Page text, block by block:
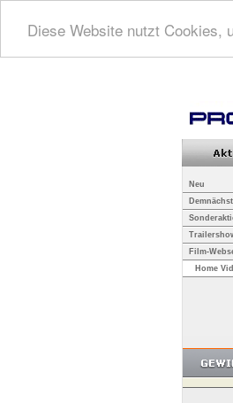
Diese Website nutzt Cookies,
Neu
Demnächst
Film-
Home